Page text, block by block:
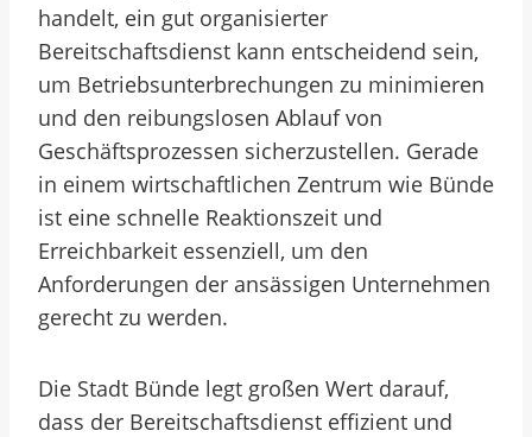
handelt, ein gut organisierter
Bereitschaftsdienst kann entscheidend sein,
um Betriebsunterbrechungen zu minimieren
und den reibungslosen Ablauf von
Geschäftsprozessen sicherzustellen. Gerade
in einem wirtschaftlichen Zentrum wie Bünde
ist eine schnelle Reaktionszeit und
Erreichbarkeit essenziell, um den
Anforderungen der ansässigen Unternehmen
gerecht zu werden.
Die Stadt Bünde legt großen Wert darauf,
dass der Bereitschaftsdienst effizient und